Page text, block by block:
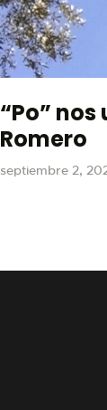
“Po”
Romero
septiembre 2,